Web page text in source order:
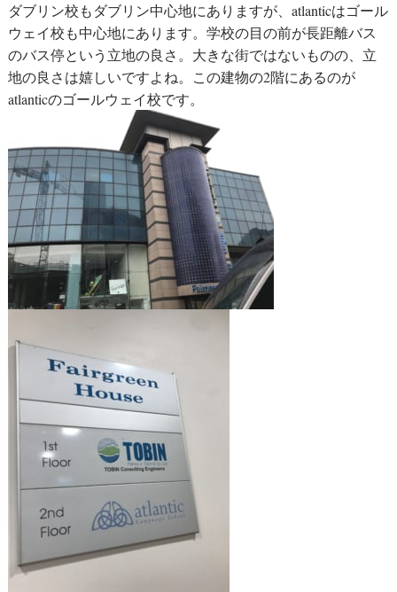
ダブリン校もダブリン中心地にありますが、atlanticはゴール
ウェイ校も中心地にあります。学校の目の前が長距離バス
のバス停という立地の良さ。大きな街ではないものの、立
地の良さは嬉しいですよね。この建物の2階にあるのが
atlanticのゴールウェイ校です。